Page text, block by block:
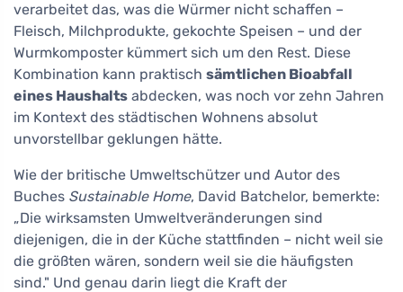
verarbeitet das, was die Würmer nicht schaffen –
Fleisch, Milchprodukte, gekochte Speisen – und der
Wurmkomposter kümmert sich um den Rest. Diese
Kombination kann praktisch sämtlichen Bioabfall
eines Haushalts abdecken, was noch vor zehn Jahren
im Kontext des städtischen Wohnens absolut
unvorstellbar geklungen hätte.
Wie der britische Umweltschützer und Autor des
Buches Sustainable Home, David Batchelor, bemerkte:
„Die wirksamsten Umweltveränderungen sind
diejenigen, die in der Küche stattfinden – nicht weil sie
die größten wären, sondern weil sie die häufigsten
sind." Und genau darin liegt die Kraft der